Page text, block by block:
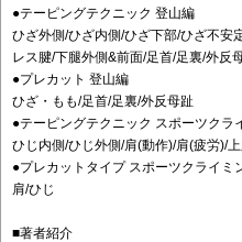
●テーピングテクニック 登山編
ひざ外側/ひざ内側/ひざ下部/ひざ不安
レス腱/下腿外側&前面/足首/足裏/外反
●プレカット 登山編
ひざ・もも/足首/足裏/外反母趾
●テーピングテクニック スポーツクラ
ひじ内側/ひじ外側/肩(動作)/肩(疲労)/
●プレカットタイプ スポーツクライミ
肩/ひじ
■著者紹介